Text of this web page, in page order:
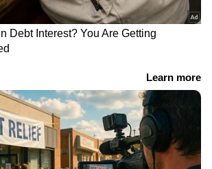
കാശ് കക്കുന്ന
സർക്കാർ
കെ മുരളീധരൻ